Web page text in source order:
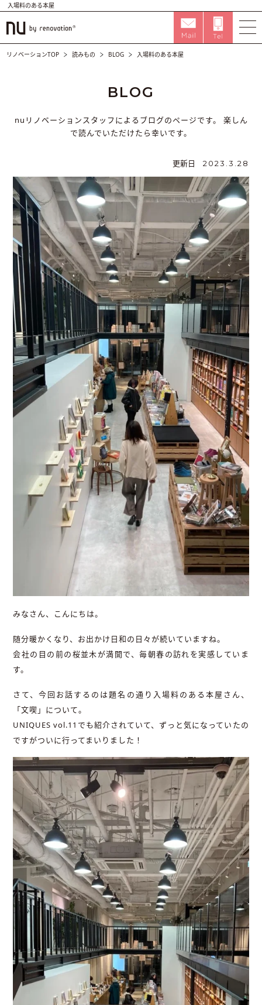
入場料のある本屋
リノベーションTOP 読みもの BLOG 入場料のある本屋
BLOG
nuリノベーションスタッフによるブログのページです。
楽しん
で読んでいただけたら幸いです。
更新日 2023.3.28
みなさん、こんにちは。
随分暖かくなり、お出かけ日和の日々が続いていますね。
会社の目の前の桜並木が満開で、毎朝春の訪れを実感していま
す。
さて、今回お話するのは題名の通り入場料のある本屋さん、
「文喫」について。
UNIQUES vol.11でも紹介されていて、ずっと気になっていたの
ですがついに行ってまいりました！